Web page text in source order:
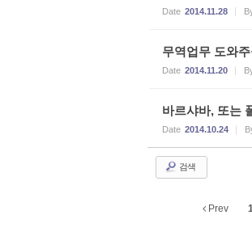
Date 2014.11.28
무역업무 도와
Date 2014.11.20
바르샤바, 또는
Date 2014.10.24
검색
Prev 1